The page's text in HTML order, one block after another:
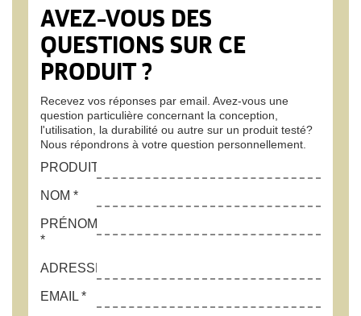
AVEZ-VOUS DES
QUESTIONS SUR CE
PRODUIT ?
Recevez vos réponses par email. Avez-vous une
question particulière concernant la conception,
l'utilisation, la durabilité ou autre sur un produit testé?
Nous répondrons à votre question personnellement.
PRODUIT
NOM *
PRÉNOM
*
ADRESSE*
EMAIL *